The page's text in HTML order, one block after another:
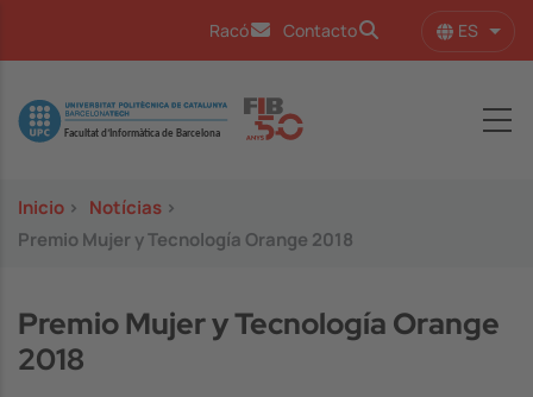
Racó Contacto ES
Image
Inicio > Notícias >
Premio Mujer y Tecnología Orange 2018
Premio Mujer y Tecnología Orange
2018